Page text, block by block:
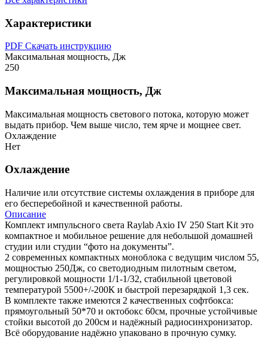
Характеристики
PDF Скачать инструкцию
Максимальная мощность, Дж
250
Максимальная мощность, Дж
Максимальная мощность светового потока, которую может
выдать прибор. Чем выше число, тем ярче и мощнее свет.
Охлаждение
Нет
Охлаждение
Наличие или отсутствие системы охлаждения в приборе для
его бесперебойной и качественной работы.
Описание
Комплект импульсного света Raylab Axio IV 250 Start Kit это
компактное и мобильное решение для небольшой домашней
студии или студии “фото на документы”.
2 современных компактных моноблока с ведущим числом 55,
мощностью 250Дж, со светодиодным пилотным светом,
регулировкой мощности 1/1-1/32, стабильной цветовой
температурой 5500+/-200К и быстрой перезарядкой 1,3 сек.
В комплекте также имеются 2 качественных софтбокса:
прямоугольный 50*70 и октобокс 60см, прочные устойчивые
стойки высотой до 200см и надёжный радиосинхронизатор.
Всё оборудование надёжно упаковано в прочную сумку.